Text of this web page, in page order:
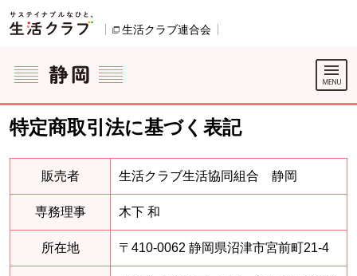
ページの先頭です。
生活クラブ連合会
ここからサイト内共通メニューです。
サイト内共通メニューをスキップする
サイト内共通メニューここまで。
特定商取引法に基づく表記
販売者 生活クラブ生活協同組合 静岡
専務理事 木下 和
所在地 〒410-0062 静岡県沼津市宮前町21-4